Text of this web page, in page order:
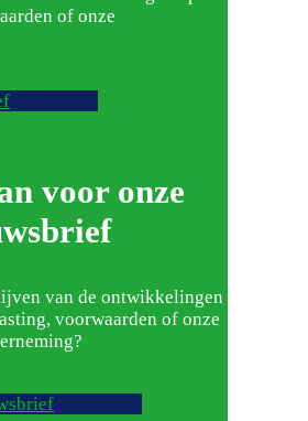
of onze
voor onze
van de ontwikkelingen
voorwaarden of onze